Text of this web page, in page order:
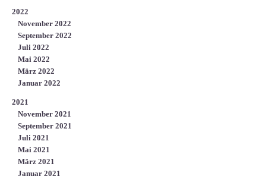
2022
November 2022
September 2022
Juli 2022
Mai 2022
März 2022
Januar 2022
2021
November 2021
September 2021
Juli 2021
Mai 2021
März 2021
Januar 2021